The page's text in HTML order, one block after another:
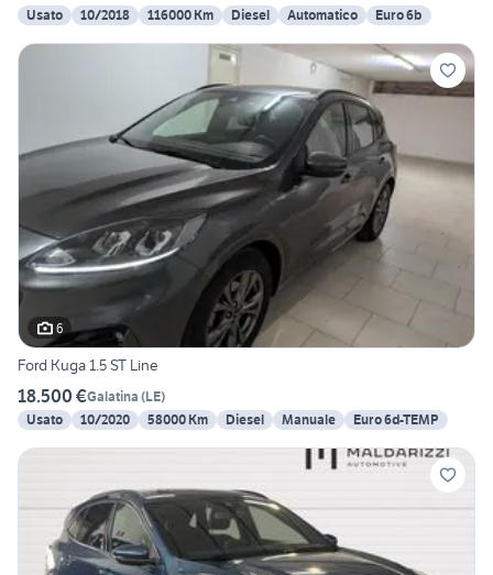
Usato 10/2018 116000 Km Diesel Automatico Euro 6b
6
Ford Kuga 1.5 ST Line
18.500 €Galatina (LE)
Usato
10/2020 58000 Km Diesel Manuale Euro 6d-TEMP